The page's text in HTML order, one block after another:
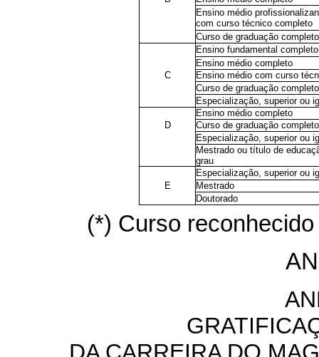
Ensino médio
com curso técnico completo
Curso de graduação completo
Ensino fundamental completo
Ensino médio completo
C
Ensino médio com curso
Curso de graduação completo
Especialização, superior ou
Ensino médio completo
D
Curso de graduação completo
Especialização, superior ou
Mestrado ou título de
grau
Especialização, superior ou
E
Mestrado
Doutorado
(*) Curso